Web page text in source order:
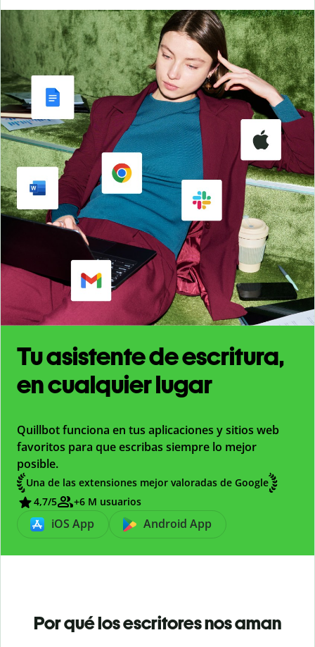
Tu asistente de escritura,
en cualquier lugar
Quillbot funciona en tus aplicaciones y sitios web
favoritos para que escribas siempre lo mejor
posible.
Una de las extensiones mejor valoradas de Google
4,7/5 +6 M usuarios
iOS App Android App
Por qué los escritores nos aman